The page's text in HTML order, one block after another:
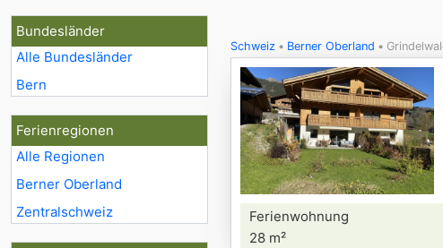
Bundesländer
Alle Bundesländer
Bern
Ferienregionen
Alle Regionen
Berner Oberland
Zentralschweiz
Schweiz Berner Oberland
Ferienwohnung
28 m²